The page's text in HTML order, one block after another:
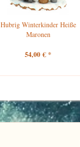
Hubrig Winterkinder Heiße
Maronen
54,00 € *